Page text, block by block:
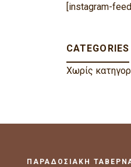
[instagram-
CATEGORIES
Χωρίς
ΠΑΡΑΔΟΣΙΑΚΗ